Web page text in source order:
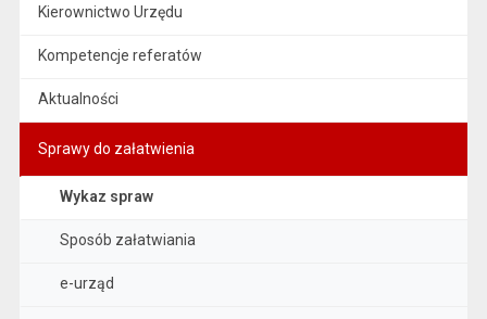
Kierownictwo Urzędu
Kompetencje referatów
Aktualności
Sprawy do załatwienia
Wykaz spraw
Sposób załatwiania
e-urząd